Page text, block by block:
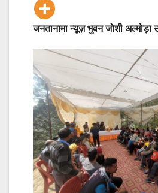
जनतानामा न्यूज़ भुवन जोशी अल्मोड़ा